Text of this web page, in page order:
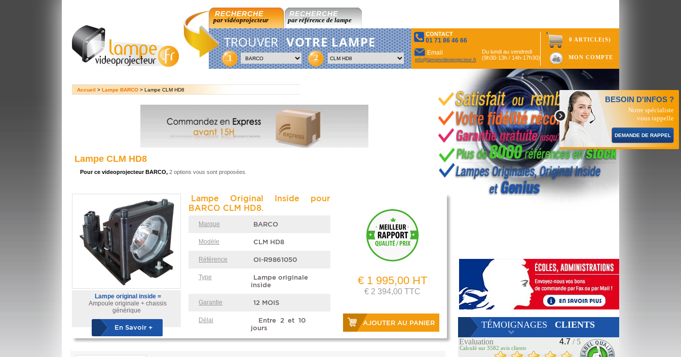
RECHERCHE
par vidéoprojecteur
RECHERCHE
par référence de lampe
TROUVER VOTRE LAMPE
1 2
CONTACT
01 71 86 46 66
Email
info@lampevideoprojecteur.fr
Du lundi au vendredi
(9h30-13h / 14h-17h30)
0 ARTICLE(S)
MON COMPTE
Accueil > Lampe BARCO > Lampe CLM HD8
BESOIN D'INFOS ?
Notre spécialiste
vous rappelle
DEMANDE DE RAPPEL
TÉMOIGNAGES CLIENTS
Evaluation 4.7 / 5
Calculé sur 3582 avis clients
Lampe CLM HD8
Pour ce videoprojecteur BARCO, 2 options vous sont proposées.
Lampe original inside =
Ampoule originale + chassis
générique
En Savoir +
Lampe Original Inside pour
BARCO CLM HD8.
Marque BARCO
Modèle CLM HD8
Référence OI-R9861050
Type
Lampe originale
inside
Garantie 12 MOIS
Délai
Entre 2 et 10
jours
€ 1 995,00 HT
€ 2 394,00 TTC
AJOUTER AU PANIER